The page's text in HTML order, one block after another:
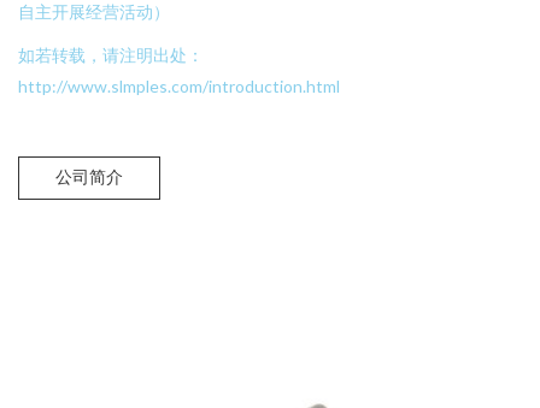
自主开展经营活动）
如若转载，请注明出处：
http://www.slmples.com/introduction.html
公司简介